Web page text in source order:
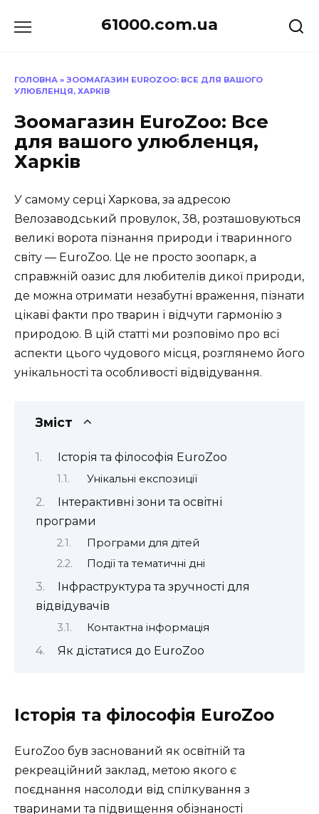
до
61000.com.ua
ГОЛОВНА » ЗООМАГАЗИН EUROZOO: ВСЕ ДЛЯ ВАШОГО
УЛЮБЛЕНЦЯ, ХАРКІВ
Зоомагазин EuroZoo: Все
для вашого улюбленця,
Харків
У самому серці Харкова, за адресою
Велозаводський провулок, 38, розташовуються
великі ворота пізнання природи і тваринного
світу — EuroZoo. Це не просто зоопарк, а
справжній оазис для любителів дикої природи,
де можна отримати незабутні враження, пізнати
цікаві факти про тварин і відчути гармонію з
природою. В цій статті ми розповімо про всі
аспекти цього чудового місця, розглянемо його
унікальності та особливості відвідування.
Зміст
Історія та філософія EuroZoo
Унікальні експозиції
Інтерактивні зони та освітні
програми
Програми для дітей
Події та тематичні дні
Інфраструктура та зручності для
відвідувачів
Контактна інформація
Як дістатися до EuroZoo
Історія та філософія EuroZoo
EuroZoo був заснований як освітній та
рекреаційний заклад, метою якого є
поєднання насолоди від спілкування з
тваринами та підвищення обізнаності